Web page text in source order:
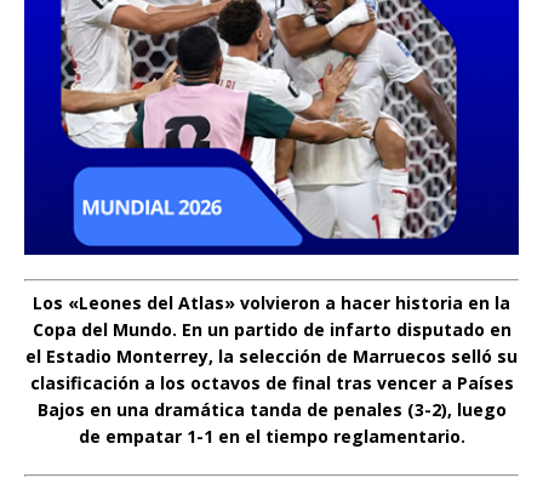
Los «Leones del Atlas» volvieron a hacer historia en la
Copa del Mundo. En un partido de infarto disputado en
el Estadio Monterrey, la selección de Marruecos selló su
clasificación a los octavos de final tras vencer a Países
Bajos en una dramática tanda de penales (3-2), luego
de empatar 1-1 en el tiempo reglamentario.